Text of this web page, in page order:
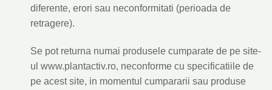
diferente, erori sau neconformitati (perioada de
retragere).
Se pot returna numai produsele cumparate de pe site-
ul www.plantactiv.ro, neconforme cu specificatiile de
pe acest site, in momentul cumpararii sau produse